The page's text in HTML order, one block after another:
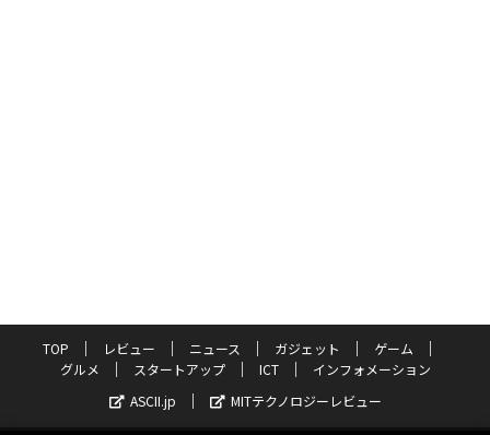
TOP レビュー ニュース ガジェット
ゲーム
グルメ
スタートアップ ICT
インフォメーション
ASCII.jp
MITテクノロジーレビュー